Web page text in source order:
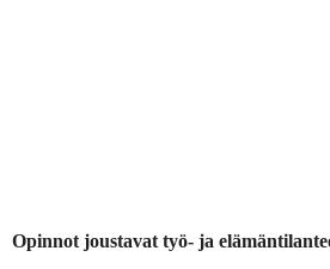
Opinnot joustavat työ- ja